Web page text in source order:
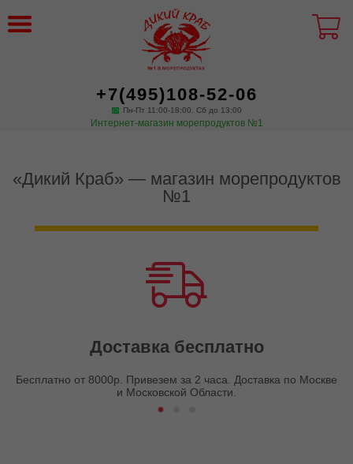
+7(495)108-52-06
Пн-Пт 11:00-18:00. Сб до 13:00
Интернет-магазин морепродуктов №1
«Дикий Краб» — магазин морепродуктов
№1
Доставка бесплатно
Бесплатно от 8000р. Привезем за 2 часа. Доставка по Москве
и Московской Области.